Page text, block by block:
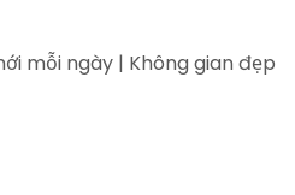
mỗi ngày | Không gian đẹp